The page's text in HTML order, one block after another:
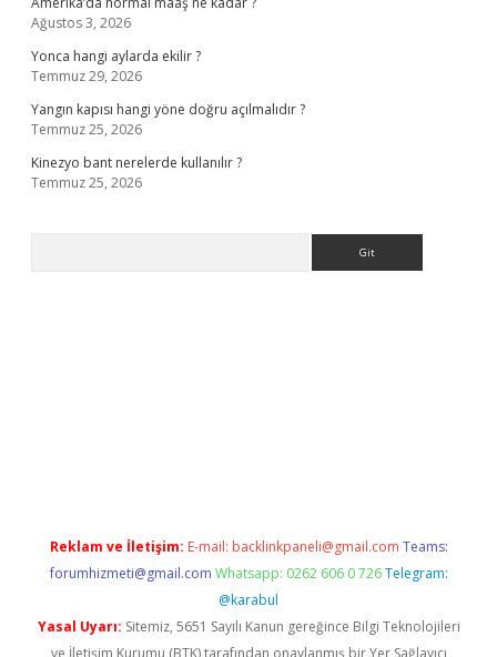
Ağustos 3, 2026
Yonca hangi aylarda ekilir ?
Temmuz 29, 2026
Yangın kapısı hangi yöne doğru açılmalıdır ?
Temmuz 25, 2026
Kinezyo bant nerelerde kullanılır ?
Temmuz 25, 2026
Reklam ve İletişim: E-mail: backlinkpaneli@gmail.com Teams:
forumhizmeti@gmail.com Whatsapp: 0262 606 0 726 Telegram:
@karabul
Yasal Uyarı: Sitemiz, 5651 Sayılı Kanun gereğince Bilgi Teknolojileri
ve İletişim Kurumu (BTK) tarafından onaylanmış bir Yer Sağlayıcı